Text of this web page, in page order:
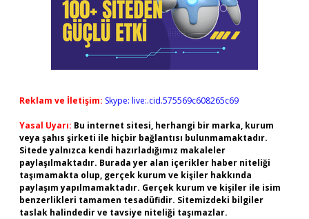
Reklam ve İletişim: Skype: live:.cid.575569c608265c69
Yasal Uyarı: Bu internet sitesi, herhangi bir marka, kurum
veya şahıs şirketi ile hiçbir bağlantısı bulunmamaktadır.
Sitede yalnızca kendi hazırladığımız makaleler
paylaşılmaktadır. Burada yer alan içerikler haber niteliği
taşımamakta olup, gerçek kurum ve kişiler hakkında
paylaşım yapılmamaktadır. Gerçek kurum ve kişiler ile isim
benzerlikleri tamamen tesadüfidir. Sitemizdeki bilgiler
taslak halindedir ve tavsiye niteliği taşımazlar.